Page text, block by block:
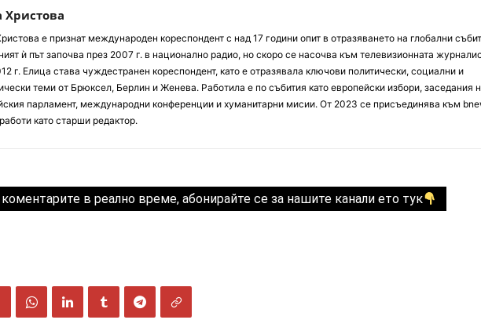
Христова
е признат международен кореспондент с над 17 години опит в отразяването на глобални
ѝ път започва през 2007 г. в национално радио, но скоро се насочва към телевизионната
г. Елица става чуждестранен кореспондент, като е отразявала ключови политически, социални и
теми от Брюксел, Берлин и Женева. Работила е по събития като европейски избори, заседания
парламент, международни конференции и хуманитарни мисии. От 2023 се присъединява към
като старши редактор.
в реално време, абонирайте се за нашите канали ето тук